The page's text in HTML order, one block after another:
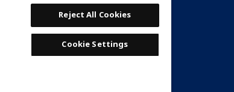
เด็คที่แนะนำ
Reject All Cookies
Cookie Settings